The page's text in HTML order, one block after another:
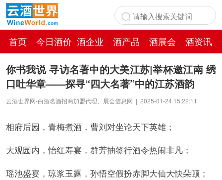
首页 今日酒价 酒企业 酒产品 酒展会
酒资讯
百科
你书我说 寻访名著中的大美江苏|举杯邀江南 绣
口吐华章——探寻“四大名著”中的江苏酒韵
云酒世界网-白酒名酒招商加盟代理、展会信息网 | 2025-01-24 15:22:11
相府后园，青梅煮酒，曹刘对坐论天下英雄；
大观园内，怡红寿宴，群芳抽签行酒令热闹非凡；
瑶池盛宴，琼浆玉露，孙悟空假扮赤脚大仙大快朵颐；